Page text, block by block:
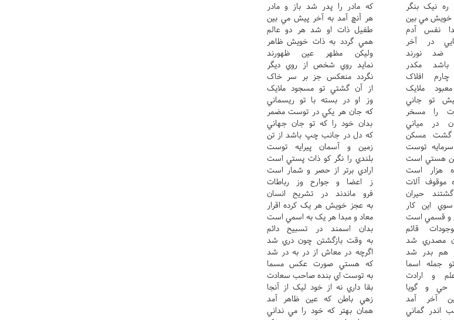
نيک بنگر
که مادر را پدر شد باز و مادر
خويش مي بين
هر آنچ آمد به آخر پيش مي بين
نفس آدم
طفيل ذات او شد هر دو عالم
در آخر
همي گردد به ذات خويش ظاهر
ضد نورند
وليکن مظهر عين ظهورند
مکدر
نمايد روي شخص از روي ديگر
افلاک
نگردد منعکس جز بر سر خاک
ملايک
از آن گشتي تو مسجود ملايک
تو جاني
وز او در بسته با تو ريسماني
را مسخر
که جان هر يکي در توست مضمر
در مياني
بدان خود را که تو جان جهاني
گشت مسکن
که دل در جانب چپ باشد از تن
توست
زمين و آسمان پيرايه توست
هستي است
بلندي را نگر کو ذات پستي است
هزار است
ارادي برتر از حصر و شمار است
آلات
ز اعضا و جوارح وز رباطات
حيران
فرو ماندند در تشريح انسان
اين کار
به عجز خويش هر يک کرده اقرار
و قسمي است
معاد و مبدا هر يک به اسمي است
قائم
بدان اسمند در تسبيح دائم
مصدري شد
به وقت بازگشتن چون دري شد
هم بدر شد
اگرچه در معاش از در به در شد
جمله اسما
که هستي صورت عکس مسما
و ارادت
به توست اي بنده صاحب سعادت
حي و گويا
بقا داري نه از خود ليک از آنجا
آخر آمد
زهي باطن که عين ظاهر آمد
اندر گماني
همان بهتر که خود را مي نداني